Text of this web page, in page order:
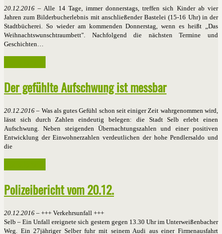
20.12.2016 – Alle 14 Tage, immer donnerstags, treffen sich Kinder ab vier
Jahren zum Bilderbucherlebnis mit anschließender Bastelei (15-16 Uhr) in der
Stadtbücherei. So wieder am kommenden Donnerstag, wenn es heißt „Das
Weihnachtswunschtraumbett". Nachfolgend die nächsten Termine und
Geschichten…
Der gefühlte Aufschwung ist messbar
20.12.2016 – Was als gutes Gefühl schon seit einiger Zeit wahrgenommen wird,
lässt sich durch Zahlen eindeutig belegen: die Stadt Selb erlebt einen
Aufschwung. Neben steigenden Übernachtungszahlen und einer positiven
Entwicklung der Einwohnerzahlen verdeutlichen der hohe Pendlersaldo und
die
Polizeibericht vom 20.12.
20.12.2016 – +++ Verkehrsunfall +++
Selb – Ein Unfall ereignete sich gestern gegen 13.30 Uhr im Unterweißenbacher
Weg. Ein 27jähriger Selber fuhr mit seinem Audi aus einer Firmenausfahrt